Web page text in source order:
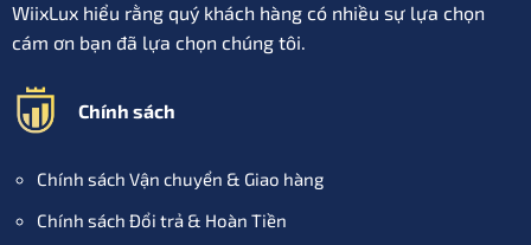
WiixLux hiểu rằng quý khách hàng có nhiều sự lựa chọn
cám ơn bạn đã lựa chọn chúng tôi.
Chính sách
Chính sách Vận chuyển & Giao hàng
Chính sách Đổi trả & Hoàn Tiền